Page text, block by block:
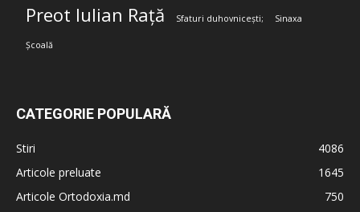
Preot Iulian Rață Sfaturi duhovnicești; Sinaxa
Școală
CATEGORIE POPULARĂ
Stiri
4086
Articole preluate
1645
Articole Ortodoxia.md
750